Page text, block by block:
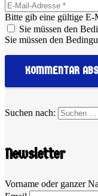
Bitte gib eine gültige E-
Sie müssen den
Sie müssen den
KOMMENTAR
Suchen nach:
Newsletter
Vorname oder ganzer